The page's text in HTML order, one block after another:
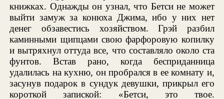
книжках. Однажды он узнал, что Бетси не может
выйти замуж за конюха Джима, ибо у них нет
денег обзавестись хозяйством. Грэй разбил
каминными щипцами свою фарфоровую копилку
и вытряхнул оттуда все, что составляло около ста
фунтов. Встав рано, когда бесприданница
удалилась на кухню, он пробрался в ее комнату и,
засунув подарок в сундук девушки, прикрыл его
короткой запиской: «Бетси, это твое.